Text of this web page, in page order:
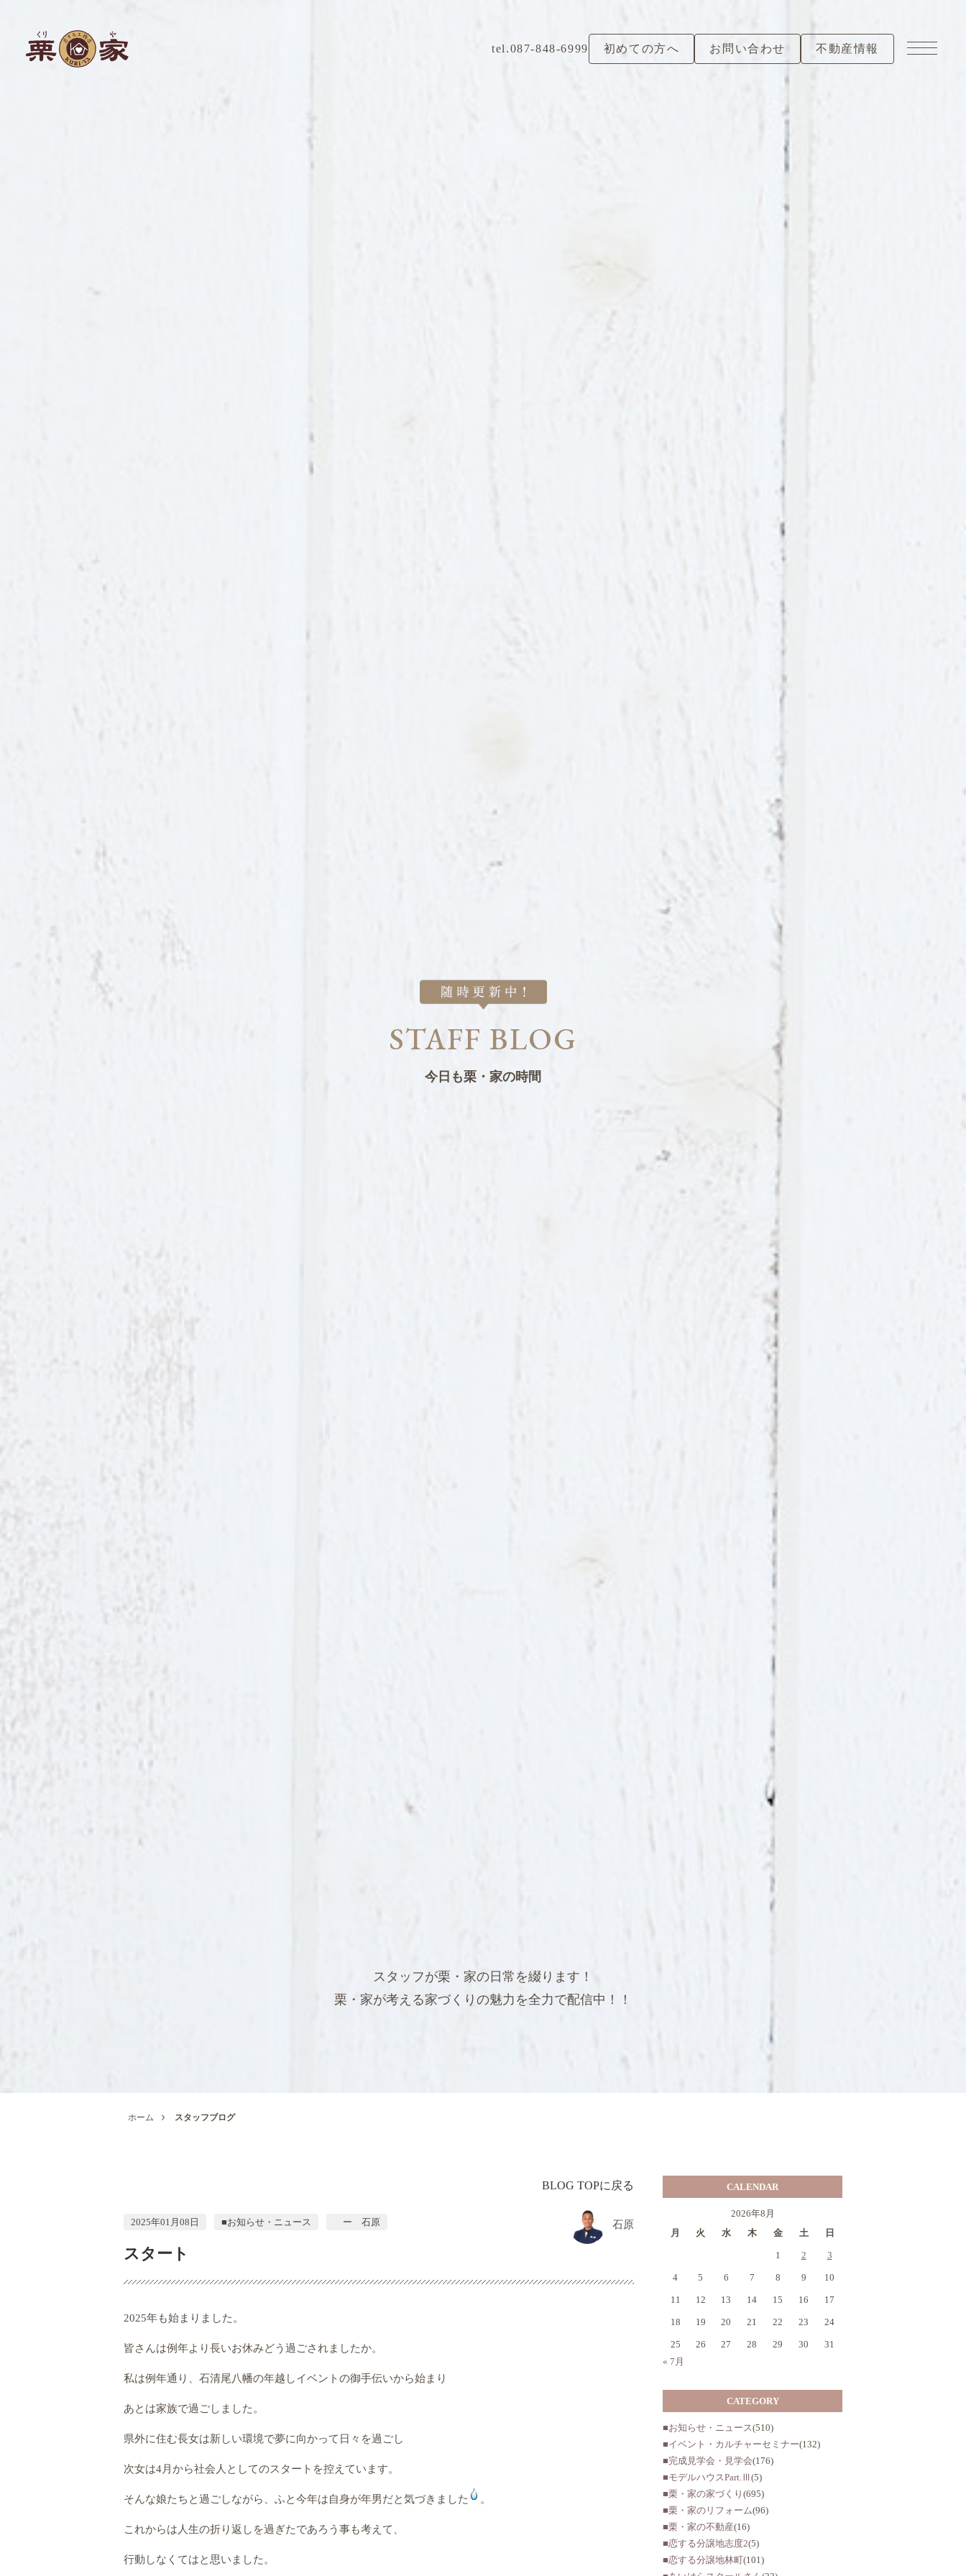
tel.087-848-6999 初めての方へ お問い合わせ 不動産情報
STAFF BLOG
今日も栗・家の時間
スタッフが栗・家の日常を綴ります！
栗・家が考える家づくりの魅力を全力で配信中！！
ホーム スタッフブログ
BLOG TOPに戻る
2025年01月08日 ■お知らせ・ニュース ー 石原 石原
スタート
2025年も始まりました。
皆さんは例年より長いお休みどう過ごされましたか。
私は例年通り、石清尾八幡の年越しイベントの御手伝いから始まり
あとは家族で過ごしました。
県外に住む長女は新しい環境で夢に向かって日々を過ごし
次女は4月から社会人としてのスタートを控えています。
そんな娘たちと過ごしながら、ふと今年は自身が年男だと気づきました 。
これからは人生の折り返しを過ぎたであろう事も考えて、
行動しなくてはと思いました。
CALENDAR
2026年8月
月
火 水 木 金 土 日
1 2 3
4 5 6 7 8 9 10
11 12 13 14 15 16 17
18 19 20 21 22 23 24
25 26 27 28 29 30
31
« 7月
CATEGORY
■お知らせ・ニュース(510)
■イベント・カルチャーセミナー(132)
■完成見学会・見学会(176)
■モデルハウスPart.Ⅲ (5)
■栗・家の家づくり (695)
■栗・家のリフォーム(96)
■栗・家の不動産(16)
■恋する分譲地志度2(5)
■恋する分譲地林町(101)